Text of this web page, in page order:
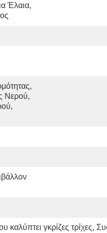
Έλαια,
Νερού,
καλύπτει γκρίζες τρίχες,